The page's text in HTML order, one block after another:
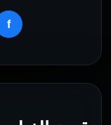
f